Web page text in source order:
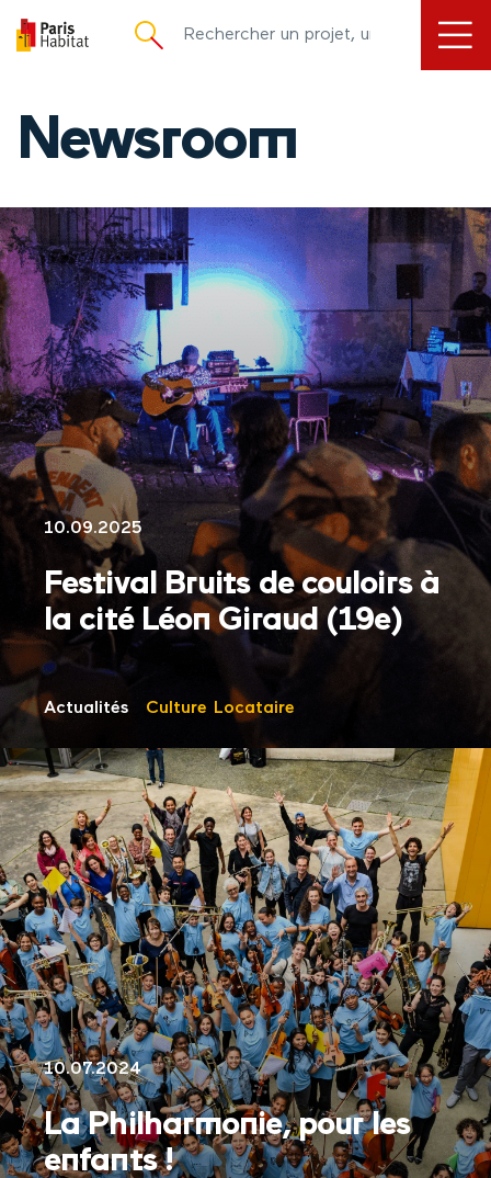
principal
Newsroom
10.09.2025
Festival Bruits de couloirs à
la cité Léon Giraud (19e)
Actualités Culture Locataire
10.07.2024
La Philharmonie, pour les
enfants !